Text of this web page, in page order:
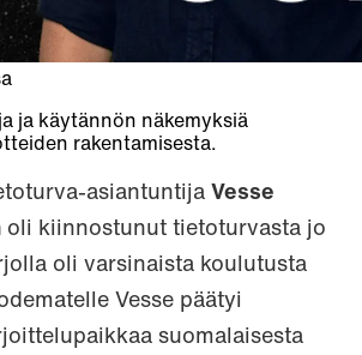
ja käytännön näkemyksiä
rakentamisesta.
asiantuntija Vesse
oli kiinnostunut tietoturvasta jo
oli varsinaista koulutusta
Vesse päätyi
suomalaisesta